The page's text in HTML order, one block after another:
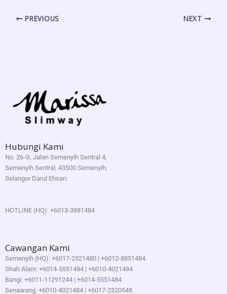
PREVIOUS NEXT
Hubungi Kami
No. 26-G, Jalan Semenyih Sentral 4,
Semenyih Sentral, 43500 Semenyih,
Selangor Darul Ehsan.
HOTLINE (HQ): +6013-3881484
Cawangan Kami
Semenyih (HQ): +6017-2321480 | +6012-8851484
Shah Alam: +6014-5551484 | +6010-4021484
Bangi: +6011-11291244 | +6014-5551484
Senawang: +6010-4021484 | +6017-2320548